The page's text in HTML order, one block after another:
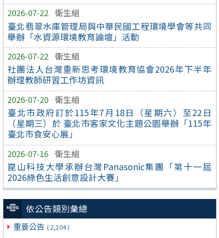
2026-07-22 衛生組
臺北翡翠水庫管理局與中華民國工程環境學會等共同
舉辦「水資源環境教育論壇」活動
2026-07-22 衛生組
社團法人台灣重新思考環境教育協會2026年下半年
辦理教師研習工作坊資訊
2026-07-20 衛生組
臺北市政府訂於115年7月18日（星期六）至22日
（星期三）於 臺北市客家文化主題公園舉辦「115年
臺北市食安心展」
2026-07-16 衛生組
崑山科技大學承辦台灣Panasonic集團「第十一屆
2026綠色生活創意設計大賽」
依公告類別彙總
重要公告 ( 2,104 )